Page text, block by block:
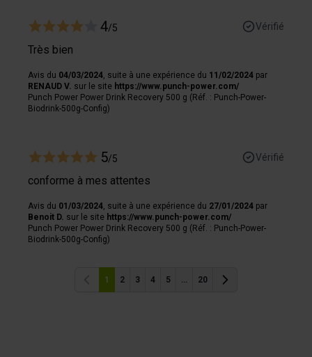
4/5 Vérifié
Très bien
Avis du 04/03/2024 , suite à une expérience du 11/02/2024 par
RENAUD V. sur le site https://www.punch-power.com/
Punch Power Power Drink Recovery 500 g (Réf. : Punch-Power-
Biodrink-500g-Config)
5/5 Vérifié
conforme à mes attentes
Avis du 01/03/2024 , suite à une expérience du 27/01/2024 par
Benoit D. sur le site https://www.punch-power.com/
Punch Power Power Drink Recovery 500 g (Réf. : Punch-Power-
Biodrink-500g-Config)
Précédent
1 2 3 4 5 20
Précédent